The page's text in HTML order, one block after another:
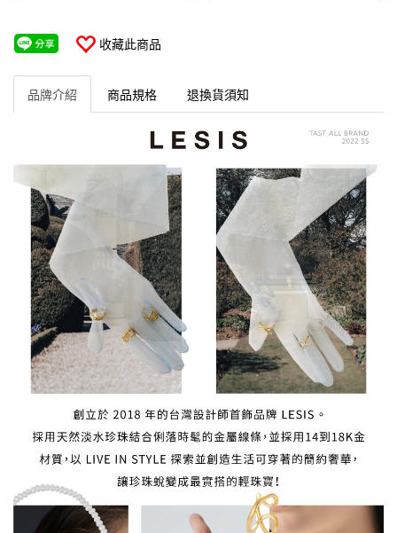
收藏此商品
品牌介紹 商品規格 退換貨須知